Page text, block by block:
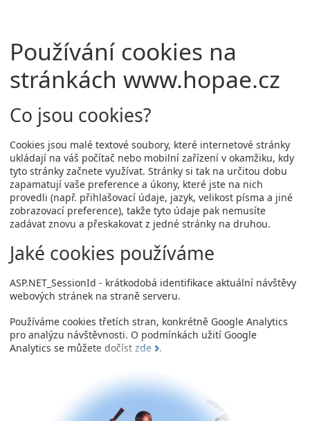
Používání cookies na
stránkách www.hopae.cz
Co jsou cookies?
Cookies jsou malé textové soubory, které internetové stránky
ukládají na váš počítač nebo mobilní zařízení v okamžiku, kdy
tyto stránky začnete využívat. Stránky si tak na určitou dobu
zapamatují vaše preference a úkony, které jste na nich
provedli (např. přihlašovací údaje, jazyk, velikost písma a jiné
zobrazovací preference), takže tyto údaje pak nemusíte
zadávat znovu a přeskakovat z jedné stránky na druhou.
Jaké cookies používáme
ASP.NET_SessionId - krátkodobá identifikace aktuální návštěvy
webových stránek na straně serveru.
Používáme cookies třetích stran, konkrétně Google Analytics
pro analýzu návštěvnosti. O podmínkách užití Google
Analytics se můžete dočíst zde .